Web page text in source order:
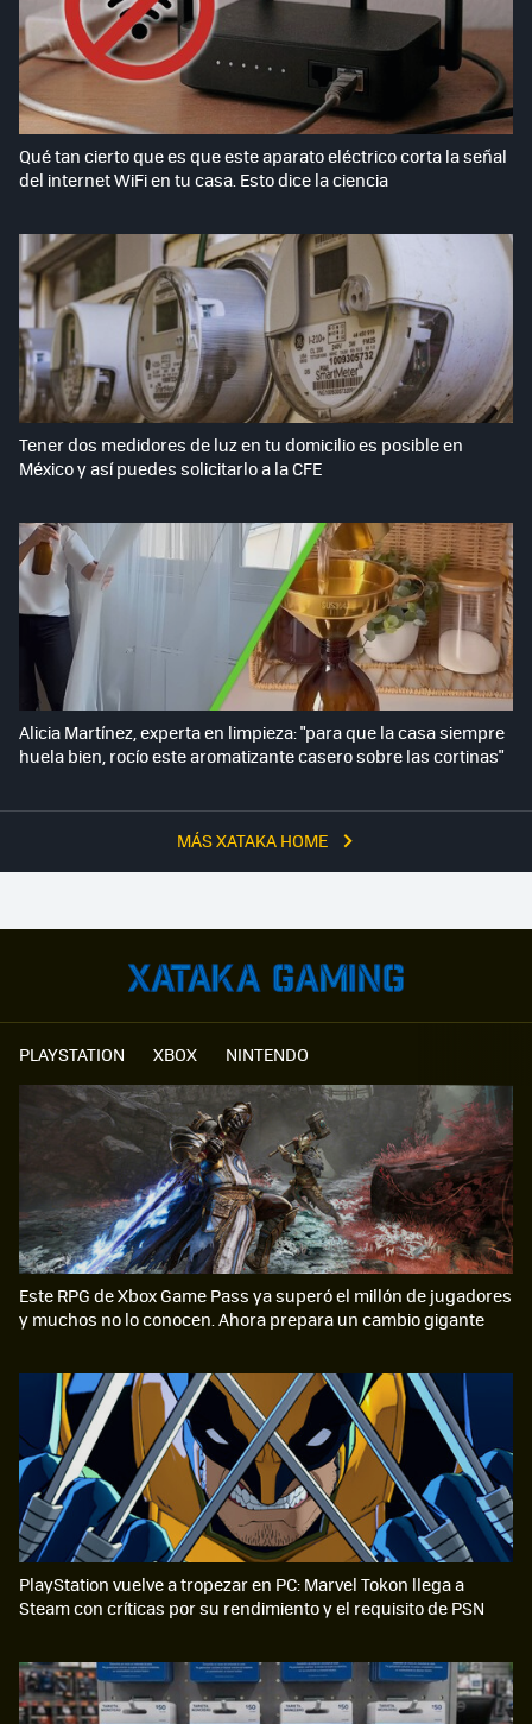
MÁS XATAKA HOME
Qué tan cierto que es que este aparato eléctrico corta la señal
del internet WiFi en tu casa. Esto dice la ciencia
Tener dos medidores de luz en tu domicilio es posible en
México y así puedes solicitarlo a la CFE
Alicia Martínez, experta en limpieza: "para que la casa siempre
huela bien, rocío este aromatizante casero sobre las cortinas"
PLAYSTATION XBOX NINTENDO
Este RPG de Xbox Game Pass ya superó el millón de jugadores
y muchos no lo conocen. Ahora prepara un cambio gigante
PlayStation vuelve a tropezar en PC: Marvel Tokon llega a
Steam con críticas por su rendimiento y el requisito de PSN